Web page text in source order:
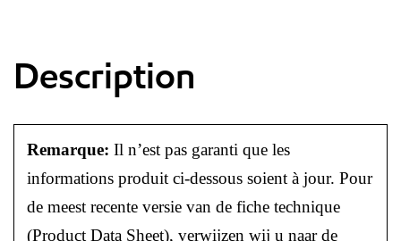
Description
Remarque: Il n’est pas garanti que les
informations produit ci-dessous soient à jour. Pour
de meest recente versie van de fiche technique
(Product Data Sheet), verwijzen wij u naar de